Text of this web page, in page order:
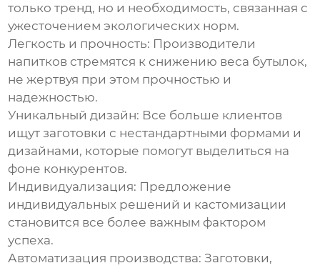
только тренд, но и необходимость, связанная с
ужесточением экологических норм.
Легкость и прочность: Производители
напитков стремятся к снижению веса бутылок,
не жертвуя при этом прочностью и
надежностью.
Уникальный дизайн: Все больше клиентов
ищут заготовки с нестандартными формами и
дизайнами, которые помогут выделиться на
фоне конкурентов.
Индивидуализация: Предложение
индивидуальных решений и кастомизации
становится все более важным фактором
успеха.
Автоматизация производства: Заготовки,